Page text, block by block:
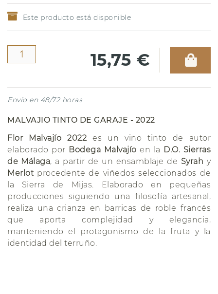
Este producto está disponible
15,75 €
Envío en 48/72 horas
MALVAJIO TINTO DE GARAJE - 2022
Flor Malvajío 2022 es un vino tinto de autor
elaborado por Bodega Malvajío en la D.O. Sierras
de Málaga, a partir de un ensamblaje de Syrah y
Merlotprocedente de viñedos seleccionados de
la Sierra de Mijas. Elaborado en pequeñas
producciones siguiendo una filosofía artesanal,
realiza una crianza en barricas de roble francés
que aporta complejidad y elegancia,
manteniendo el protagonismo de la fruta y la
identidad del terruño.